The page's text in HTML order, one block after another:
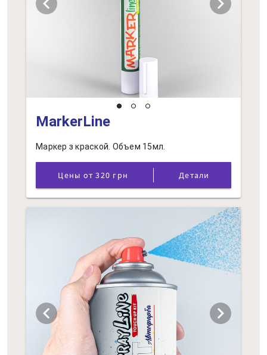
MarkerLine
Маркер з краской. Объем 15мл.
Цены от 320 грн Детали
chevron_left chevron_right